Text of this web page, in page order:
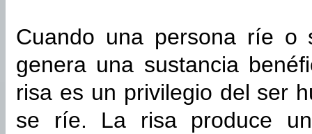
Cuando una persona ríe o
genera una sustancia
risa es un privilegio del ser
se ríe. La risa produce